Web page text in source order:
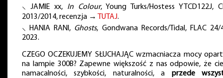
⸜ JAMIE xx, In Colour, Young Turks/Hostess YTCD122J,
2013/2014, recenzja →
TUTAJ.
⸜ HANIA RANI, Ghosts, Gondwana Records/Tidal, FLAC 24/
2023.
CZEGO OCZEKUJEMY SŁUCHAJĄC wzmacniacza mocy
na lampie 300B? Zapewne większość z nas odpowie, że
namacalności, szybkości, naturalności, a przede